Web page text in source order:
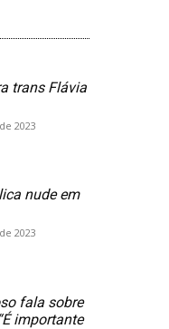
trans Flávia
2023
nude em
2023
fala sobre
importante